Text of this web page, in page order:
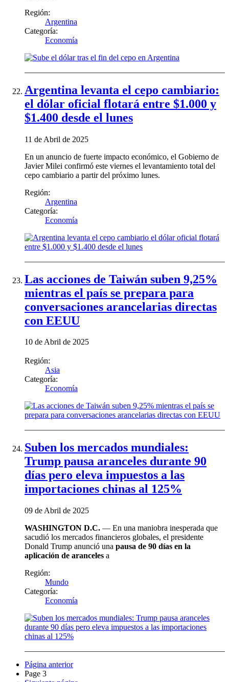
Región:
Argentina
Categoría:
Economía
Argentina levanta el cepo cambiario:
el dólar oficial flotará entre $1.000 y
$1.400 desde el lunes
11 de Abril de 2025
En un anuncio de fuerte impacto económico, el Gobierno de
Javier Milei confirmó este viernes el levantamiento total del
cepo cambiario a partir del próximo lunes.
Región:
Argentina
Categoría:
Economía
Las acciones de Taiwán suben 9,25%
mientras el país se prepara para
conversaciones arancelarias directas
con EEUU
10 de Abril de 2025
Región:
Asia
Categoría:
Economía
Suben los mercados mundiales:
Trump pausa aranceles durante 90
días pero eleva impuestos a las
importaciones chinas al 125%
09 de Abril de 2025
WASHINGTON D.C. — En una maniobra inesperada que
sacudió los mercados financieros globales, el presidente
Donald Trump anunció una pausa de 90 días en la
aplicación de aranceles a
Región:
Mundo
Categoría:
Economía
Página anterior
Page 3